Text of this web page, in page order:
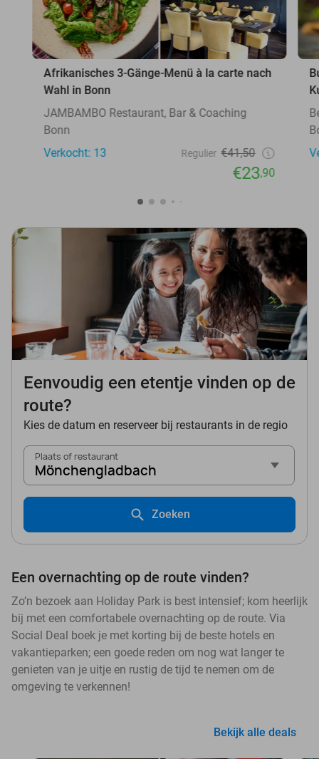
Afrikanisches 3-Gänge-Menü à la carte nach
Wahl in Bonn
JAMBAMBO Restaurant, Bar & Coaching
Bonn
Verkocht: 13
Regulier €41,50
€23,90
Eenvoudig een etentje vinden op de
route?
Kies de datum en reserveer bij restaurants in de regio
Plaats of restaurant
Mönchengladbach
Zoeken
Een overnachting op de route vinden?
Zo’n bezoek aan Holiday Park is best intensief; kom heerlijk
bij met een comfortabele overnachting op de route. Via
Social Deal boek je met korting bij de beste hotels en
vakantieparken; een goede reden om nog wat langer te
genieten van je uitje en rustig de tijd te nemen om de
omgeving te verkennen!
Bekijk alle deals